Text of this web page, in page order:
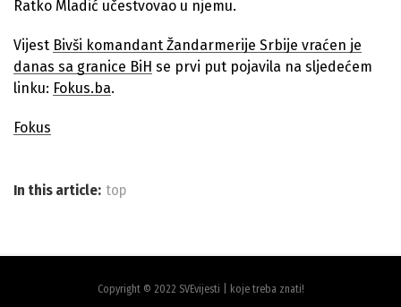
Ratko Mladić učestvovao u njemu.
Vijest Bivši komandant Žandarmerije Srbije vraćen je
danas sa granice BiH se prvi put pojavila na sljedećem
linku: Fokus.ba.
Fokus
In this article: top
Copyright © 2022 SVEvijesti | koje treba znati!